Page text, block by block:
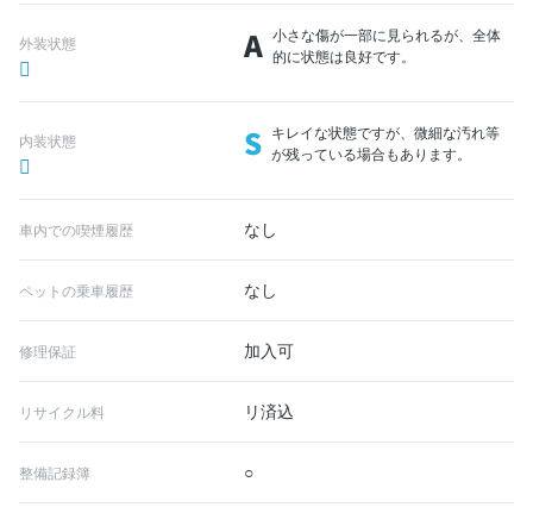
外装状態 A 小さな傷が一部に見られるが、全体
的に状態は良好です。
内装状態 S キレイな状態ですが、微細な汚れ等
が残っている場合もあります。
車内での喫煙履歴 なし
ペットの乗車履歴 なし
修理保証 加入可
リサイクル料 リ済込
整備記録簿 ○